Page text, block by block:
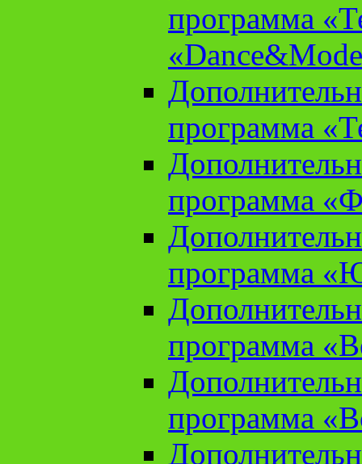
программа
программа
программа
программа
программа
программа